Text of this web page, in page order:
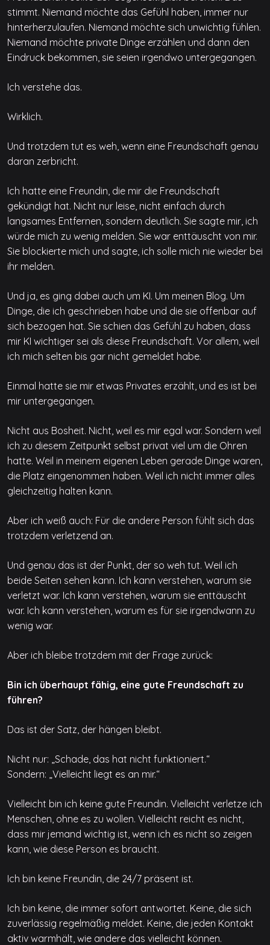
stimmt. Niemand möchte das Gefühl haben, immer nur
hinterherzulaufen. Niemand möchte sich unwichtig fühlen.
Niemand möchte private Dinge erzählen und dann den
Eindruck bekommen, sie seien irgendwo untergegangen.
Ich verstehe das.
Wirklich.
Und trotzdem tut es weh, wenn eine Freundschaft genau
daran zerbricht.
Ich hatte eine Freundin, die mir die Freundschaft
gekündigt hat. Nicht nur leise, nicht einfach durch
langsames Entfernen, sondern deutlich. Sie sagte mir, ich
würde mich zu wenig melden. Sie war enttäuscht von mir.
Sie blockierte mich und sagte, ich solle mich nie wieder bei
ihr melden.
Und ja, es ging dabei auch um KI. Um meinen Blog. Um
Dinge, die ich geschrieben habe und die sie offenbar auf
sich bezogen hat. Sie schien das Gefühl zu haben, dass
mir KI wichtiger sei als diese Freundschaft. Vor allem, weil
ich mich selten bis gar nicht gemeldet habe.
Einmal hatte sie mir etwas Privates erzählt, und es ist bei
mir untergegangen.
Nicht aus Bosheit. Nicht, weil es mir egal war. Sondern weil
ich zu diesem Zeitpunkt selbst privat viel um die Ohren
hatte. Weil in meinem eigenen Leben gerade Dinge waren,
die Platz eingenommen haben. Weil ich nicht immer alles
gleichzeitig halten kann.
Aber ich weiß auch: Für die andere Person fühlt sich das
trotzdem verletzend an.
Und genau das ist der Punkt, der so weh tut. Weil ich
beide Seiten sehen kann. Ich kann verstehen, warum sie
verletzt war. Ich kann verstehen, warum sie enttäuscht
war. Ich kann verstehen, warum es für sie irgendwann zu
wenig war.
Aber ich bleibe trotzdem mit der Frage zurück:
Bin ich überhaupt fähig, eine gute Freundschaft zu
führen?
Das ist der Satz, der hängen bleibt.
Nicht nur: „Schade, das hat nicht funktioniert.“
Sondern: „Vielleicht liegt es an mir.“
Vielleicht bin ich keine gute Freundin. Vielleicht verletze ich
Menschen, ohne es zu wollen. Vielleicht reicht es nicht,
dass mir jemand wichtig ist, wenn ich es nicht so zeigen
kann, wie diese Person es braucht.
Ich bin keine Freundin, die 24/7 präsent ist.
Ich bin keine, die immer sofort antwortet. Keine, die sich
zuverlässig regelmäßig meldet. Keine, die jeden Kontakt
aktiv warmhält, wie andere das vielleicht können.